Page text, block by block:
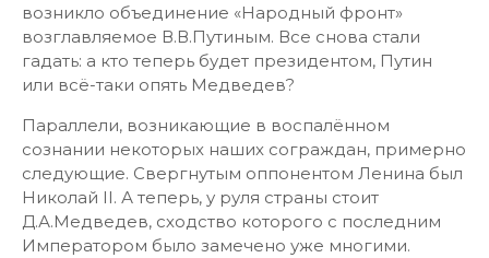
возникло объединение «Народный фронт»
возглавляемое В.В.Путиным. Все снова стали
гадать: а кто теперь будет президентом, Путин
или всё-таки опять Медведев?
Параллели, возникающие в воспалённом
сознании некоторых наших сограждан, примерно
следующие. Свергнутым оппонентом Ленина был
Николай II. А теперь, у руля страны стоит
Д.А.Медведев, сходство которого с последним
Императором было замечено уже многими.